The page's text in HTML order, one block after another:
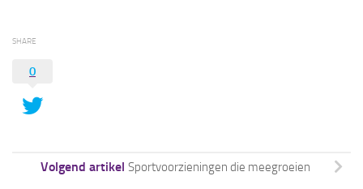
SHARE
0
Volgend artikel Sportvoorzieningen die meegroeien